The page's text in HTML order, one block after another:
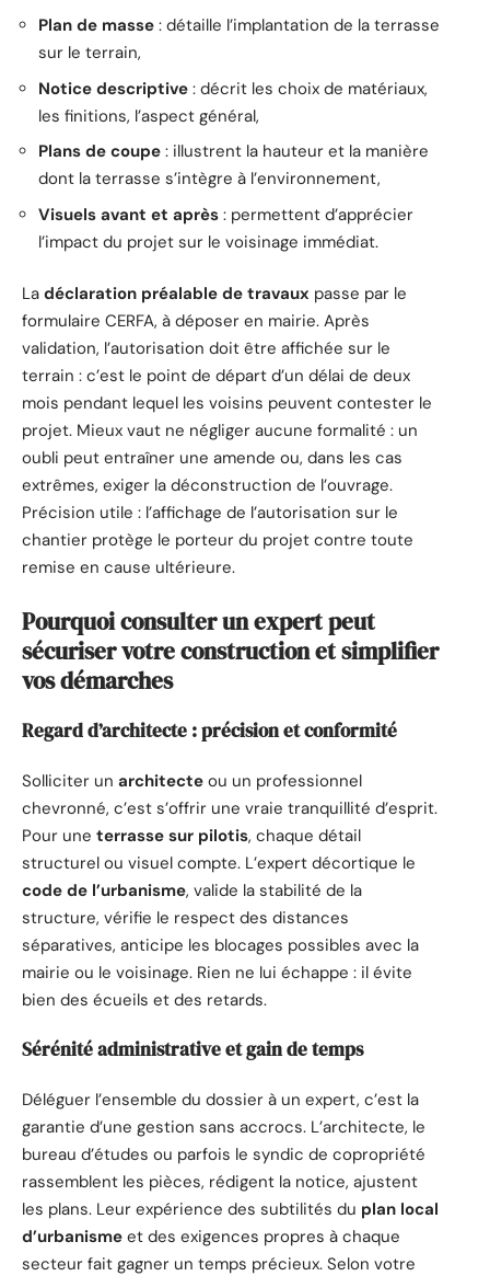
Plan de masse : détaille l’implantation de la terrasse
sur le terrain,
Notice descriptive : décrit les choix de matériaux,
les finitions, l’aspect général,
Plans de coupe : illustrent la hauteur et la manière
dont la terrasse s’intègre à l’environnement,
Visuels avant et après : permettent d’apprécier
l’impact du projet sur le voisinage immédiat.
La déclaration préalable de travaux passe par le
formulaire CERFA, à déposer en mairie. Après
validation, l’autorisation doit être affichée sur le
terrain : c’est le point de départ d’un délai de deux
mois pendant lequel les voisins peuvent contester le
projet. Mieux vaut ne négliger aucune formalité : un
oubli peut entraîner une amende ou, dans les cas
extrêmes, exiger la déconstruction de l’ouvrage.
Précision utile : l’affichage de l’autorisation sur le
chantier protège le porteur du projet contre toute
remise en cause ultérieure.
Pourquoi consulter un expert peut
sécuriser votre construction et simplifier
vos démarches
Regard d’architecte : précision et conformité
Solliciter un architecte ou un professionnel
chevronné, c’est s’offrir une vraie tranquillité d’esprit.
Pour une terrasse sur pilotis, chaque détail
structurel ou visuel compte. L’expert décortique le
code de l’urbanisme, valide la stabilité de la
structure, vérifie le respect des distances
séparatives, anticipe les blocages possibles avec la
mairie ou le voisinage. Rien ne lui échappe : il évite
bien des écueils et des retards.
Sérénité administrative et gain de temps
Déléguer l’ensemble du dossier à un expert, c’est la
garantie d’une gestion sans accrocs. L’architecte, le
bureau d’études ou parfois le syndic de copropriété
rassemblent les pièces, rédigent la notice, ajustent
les plans. Leur expérience des subtilités du plan local
d’urbanisme et des exigences propres à chaque
secteur fait gagner un temps précieux. Selon votre